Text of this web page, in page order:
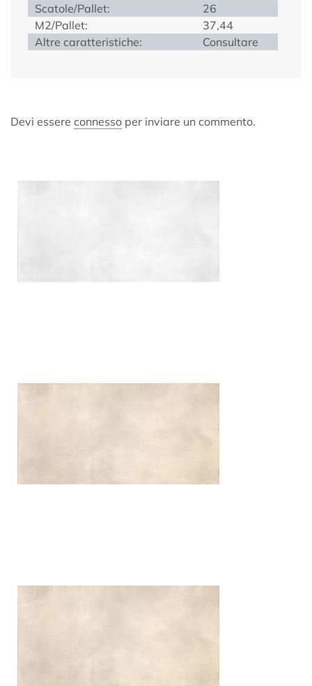
Scatole/Pallet:
26
M2/Pallet:
37,44
Altre caratteristiche:
Consultare
Devi essere connesso per inviare un commento.